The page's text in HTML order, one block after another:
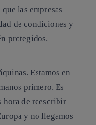
las empresas
de condiciones y
protegidos.
Estamos en
primero. Es
hora de reescribir
y no llegamos